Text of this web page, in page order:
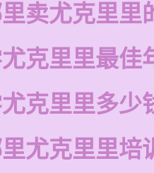
卖尤克里里
克里里最佳
克里里多少
尤克里里培